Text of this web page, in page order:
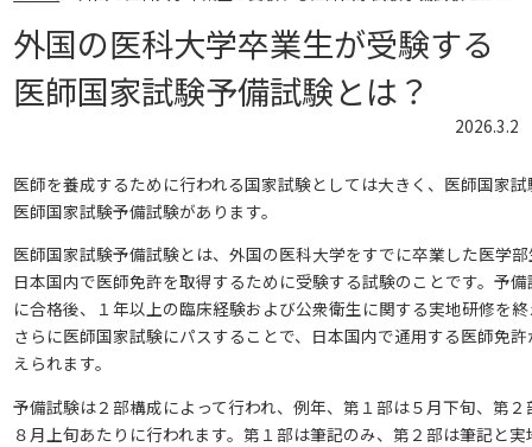
外国の医科大学卒業生が受験する
医師国家試験予備試験とは？
2026.3.2
医師を養成するために行われる国家試験としては大きく、医師国家
医師国家試験予備試験があります。
医師国家試験予備試験とは、外国の医科大学をすでに卒業した医学
日本国内で医師免許を取得するために受験する試験のことです。予
に合格後、１年以上の臨床経験および公衆衛生に関する実地研修を
さらに医師国家試験にパスすることで、日本国内で通用する医師免
えられます。
予備試験は２部構成によって行われ、例年、第１部は５月下旬、第２
８月上旬あたりに行われます。第１部は筆記のみ、第２部は筆記と実